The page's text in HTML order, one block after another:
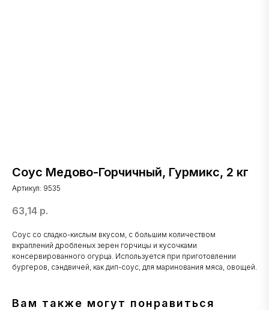
Соус Медово-Горчичный, Гурмикс, 2 кг
Артикул: 9535
63,14 р.
Соус со сладко-кислым вкусом, с большим количеством
вкраплений дробленых зерен горчицы и кусочками
консервированного огурца. Используется при приготовлении
бургеров, сэндвичей, как дип-соус, для маринования мяса, овощей.
Вам также могут понравиться